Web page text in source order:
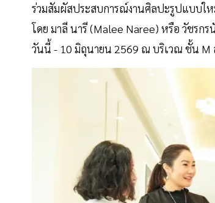
ร่วมสัมผัสประสบการณ์งานศิลปะรูปแบบให
โดย มาลี นารี (Malee Naree) หรือ วัชร
วันนี้ - 10 มิถุนายน 2569 ณ บริเวณ ชั้น M